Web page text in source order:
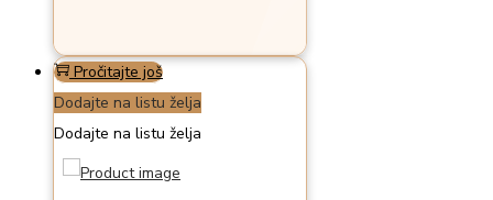
Pročitajte još
Dodajte na listu želja
Dodajte na listu želja